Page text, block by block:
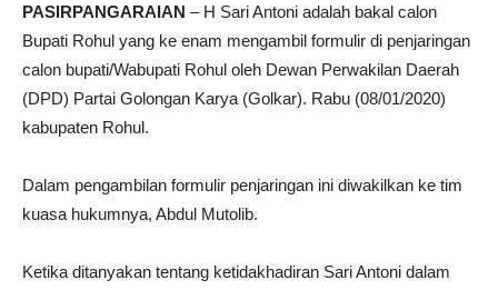
PASIRPANGARAIAN – H Sari Antoni adalah bakal calon
Bupati Rohul yang ke enam mengambil formulir di penjaringan
calon bupati/Wabupati Rohul oleh Dewan Perwakilan Daerah
(DPD) Partai Golongan Karya (Golkar). Rabu (08/01/2020)
kabupaten Rohul.
Dalam pengambilan formulir penjaringan ini diwakilkan ke tim
kuasa hukumnya, Abdul Mutolib.
Ketika ditanyakan tentang ketidakhadiran Sari Antoni dalam